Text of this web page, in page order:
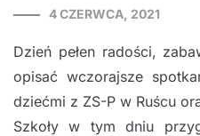
4 CZERWCA, 2021
Dzień pełen radości,
opisać wczorajsze
dziećmi z ZS-P w Ruścu
Szkoły w tym dniu